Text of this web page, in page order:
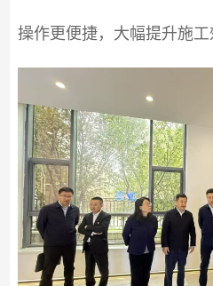
操作更便捷，大幅提升施工